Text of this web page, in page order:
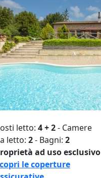
letto: 4 + 2- Camere
letto: 2- Bagni: 2
ad uso esclusivo
le coperture